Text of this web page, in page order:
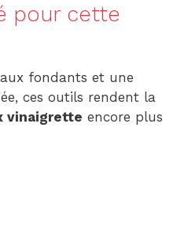
pour cette
fondants et une
ces outils rendent la
vinaigrette encore plus